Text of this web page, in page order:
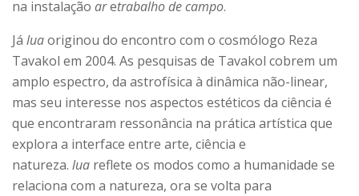
na instalação aretrabalho de campo.
Já luaoriginou do encontro com o cosmólogo Reza
Tavakol em 2004. As pesquisas de Tavakol cobrem um
amplo espectro, da astrofísica à dinâmica não-linear,
mas seu interesse nos aspectos estéticos da ciência é
que encontraram ressonância na prática artística que
explora a interface entre arte, ciência e
natureza. lua reflete os modos como a humanidade se
relaciona com a natureza, ora se volta para